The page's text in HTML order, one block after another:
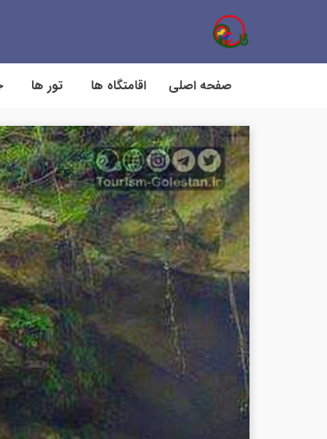
صفحه اصلی اقامتگاه ها تور ها